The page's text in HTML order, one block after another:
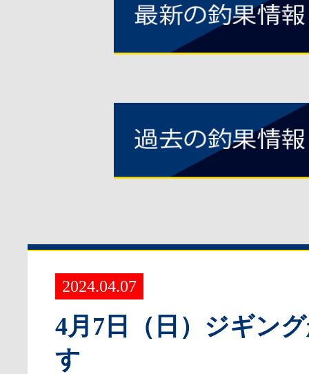
2024.04.07
4月7日（日）ジギン
す